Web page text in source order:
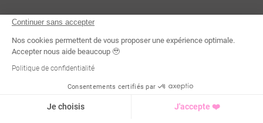
Continuer sans accepter
Nos cookies permettent de vous proposer une expérience optimale.
Accepter nous aide beaucoup 🥹
Politique de confidentialité
Consentements certifiés par
Je choisis J'accepte ❤️